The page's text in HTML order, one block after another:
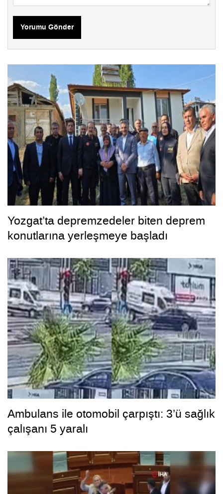
Yorumu Gönder
Yozgat’ta depremzedeler biten deprem
konutlarına yerleşmeye başladı
Ambulans ile otomobil çarpıştı: 3’ü sağlık
çalışanı 5 yaralı